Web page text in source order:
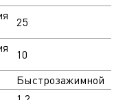
25
10
Быстрозажимной